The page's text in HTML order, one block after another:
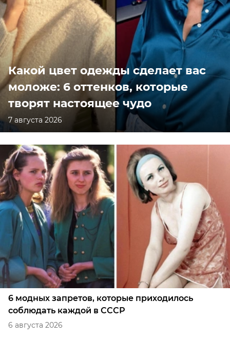
Какой цвет одежды сделает вас
моложе: 6 оттенков, которые
творят настоящее чудо
7 августа 2026
6 модных запретов, которые приходилось
соблюдать каждой в СССР
6 августа 2026